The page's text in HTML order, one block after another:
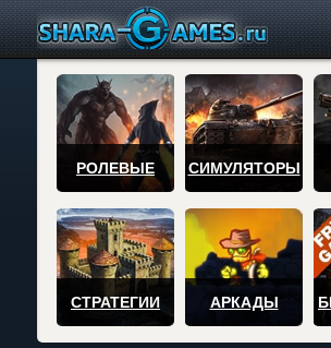
РОЛЕВЫЕ СИМУЛЯТОРЫ
СТРАТЕГИИ АРКАДЫ